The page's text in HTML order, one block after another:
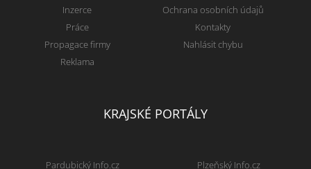
Inzerce
Práce
Propagace firmy
Reklama
Ochrana osobních údajů
Kontakty
Nahlásit chybu
KRAJSKÉ PORTÁLY
Pardubický Info.cz Plzeňský Info.cz